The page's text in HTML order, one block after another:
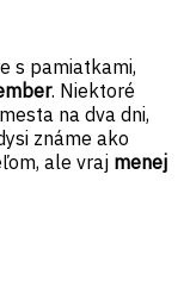
s pamiatkami,
. Niektoré
na dva dni,
známe ako
ale vraj menej